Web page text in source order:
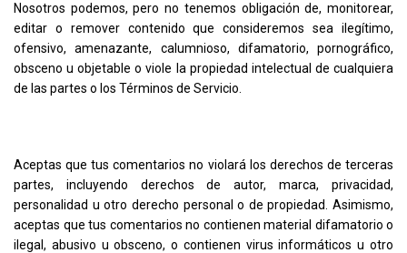
Nosotros podemos, pero no tenemos obligación de, monitorear,
editar o remover contenido que consideremos sea ilegítimo,
ofensivo, amenazante, calumnioso, difamatorio, pornográfico,
obsceno u objetable o viole la propiedad intelectual de cualquiera
de las partes o los Términos de Servicio.
Aceptas que tus comentarios no violará los derechos de terceras
partes, incluyendo derechos de autor, marca, privacidad,
personalidad u otro derecho personal o de propiedad. Asimismo,
aceptas que tus comentarios no contienen material difamatorio o
ilegal, abusivo u obsceno, o contienen virus informáticos u otro